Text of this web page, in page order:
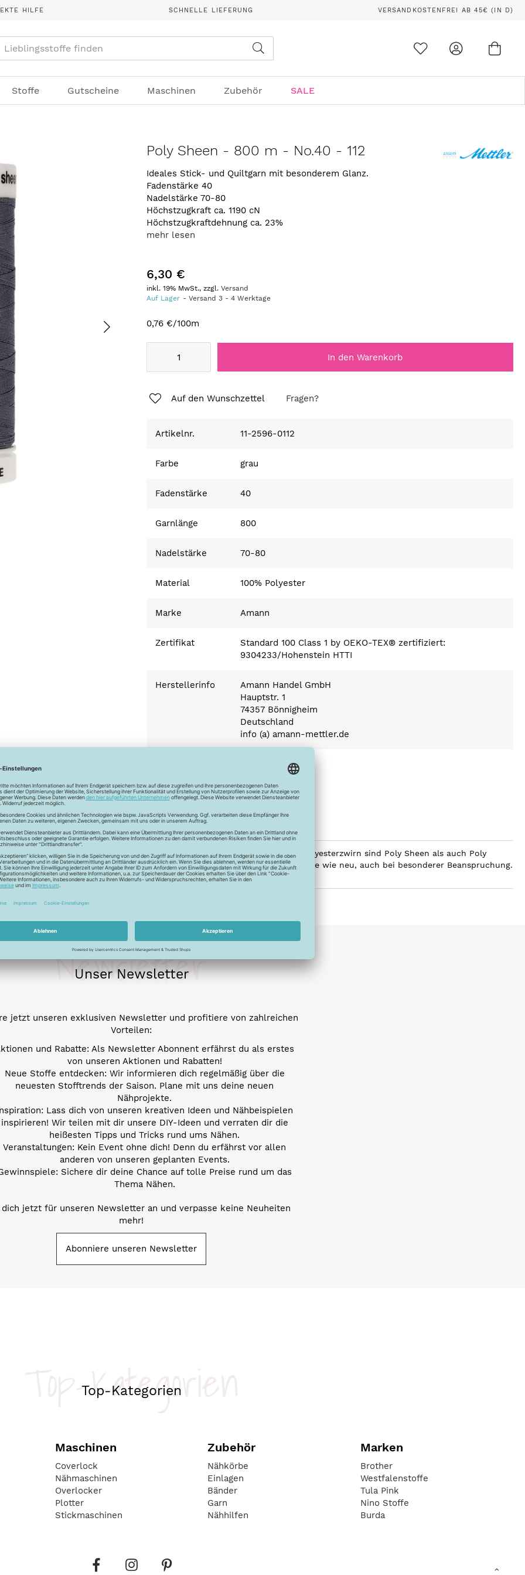
HILFE SCHNELLE LIEFERUNG VERSANDKOSTENFREI AB 45€ (IN D)
Stoffe Gutscheine Maschinen Zubehör SALE
Poly Sheen - 800 m - No.40 - 112
Ideales Stick- und Quiltgarn mit besonderem Glanz.
Fadenstärke 40
Nadelstärke 70-80
Höchstzugkraft ca. 1190 cN
Höchstzugkraftdehnung ca. 23%
mehr lesen
6,30 €
inkl. 19% MwSt., zzgl.Versand
Auf Lager
Versand3 -4 Werktage
0,76 €/100m
In den Warenkorb
Auf den Wunschzettel Fragen?
Artikelnr. 11-2596-0112
Farbe grau
Fadenstärke 40
Garnlänge 800
Nadelstärke 70-80
Material 100% Polyester
Marke Amann
Zertifikat
Standard 100 Class 1 by OEKO-TEX® zertifiziert:
9304233/Hohenstein HTTI
Herstellerinfo
Amann Handel GmbH
Hauptstr. 1
74357 Bönnigheim
Deutschland
info (a) amann-mettler.de
Lichtreflektion und glänzen deshalb besonders. Durch den trilobalen Polyesterzwirn sind Poly Sheen als auch Poly
und Vernähbarkeit. Darüber hinaus bleibt der tolle Glanz über Jahre wie neu, auch bei besonderer Beanspruchung.
Unser Newsletter
Newsletter
jetzt unseren exklusiven Newsletter und profitiere von zahlreichen
Vorteilen:
und Rabatte: Als Newsletter Abonnent erfährst du als erstes
von unseren Aktionen und Rabatten!
Neue Stoffe entdecken: Wir informieren dich regelmäßig über die
neuesten Stofftrends der Saison. Plane mit uns deine neuen
Nähprojekte.
Lass dich von unseren kreativen Ideen und Nähbeispielen
inspirieren! Wir teilen mit dir unsere DIY-Ideen und verraten dir die
heißesten Tipps und Tricks rund ums Nähen.
Veranstaltungen: Kein Event ohne dich! Denn du erfährst vor allen
anderen von unseren geplanten Events.
Sichere dir deine Chance auf tolle Preise rund um das
Thema Nähen.
dich jetzt für unseren Newsletter an und verpasse keine Neuheiten
mehr!
Abonniere unseren Newsletter
Top-Kategorien
Top-Kategorien
Maschinen
Coverlock
Nähmaschinen
Overlocker
Plotter
Stickmaschinen
Zubehör
Nähkörbe
Einlagen
Bänder
Garn
Nähhilfen
Marken
Brother
Westfalenstoffe
Tula Pink
Nino Stoffe
Burda